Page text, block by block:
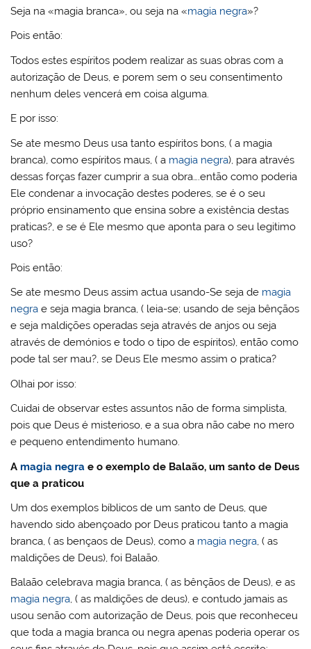
Seja na «magia branca», ou seja na «magia negra»?
Pois então:
Todos estes espíritos podem realizar as suas obras com a
autorização de Deus, e porem sem o seu consentimento
nenhum deles vencerá em coisa alguma.
E por isso:
Se ate mesmo Deus usa tanto espíritos bons, ( a magia
branca), como espíritos maus, ( a magia negra), para através
dessas forças fazer cumprir a sua obra….então como poderia
Ele condenar a invocação destes poderes, se é o seu
próprio ensinamento que ensina sobre a existência destas
praticas?, e se é Ele mesmo que aponta para o seu legitimo
uso?
Pois então:
Se ate mesmo Deus assim actua usando-Se seja de magia
negra e seja magia branca, ( leia-se; usando de seja bênçãos
e seja maldições operadas seja através de anjos ou seja
através de demónios e todo o tipo de espíritos), então como
pode tal ser mau?, se Deus Ele mesmo assim o pratica?
Olhai por isso:
Cuidai de observar estes assuntos não de forma simplista,
pois que Deus é misterioso, e a sua obra não cabe no mero
e pequeno entendimento humano.
A magia negra e o exemplo de Balaão, um santo de Deus
que a praticou
Um dos exemplos bíblicos de um santo de Deus, que
havendo sido abençoado por Deus praticou tanto a magia
branca, ( as bençaos de Deus), como a magia negra, ( as
maldições de Deus), foi Balaão.
Balaão celebrava magia branca, ( as bênçãos de Deus), e as
magia negra, ( as maldições de deus), e contudo jamais as
usou senão com autorização de Deus, pois que reconheceu
que toda a magia branca ou negra apenas poderia operar os